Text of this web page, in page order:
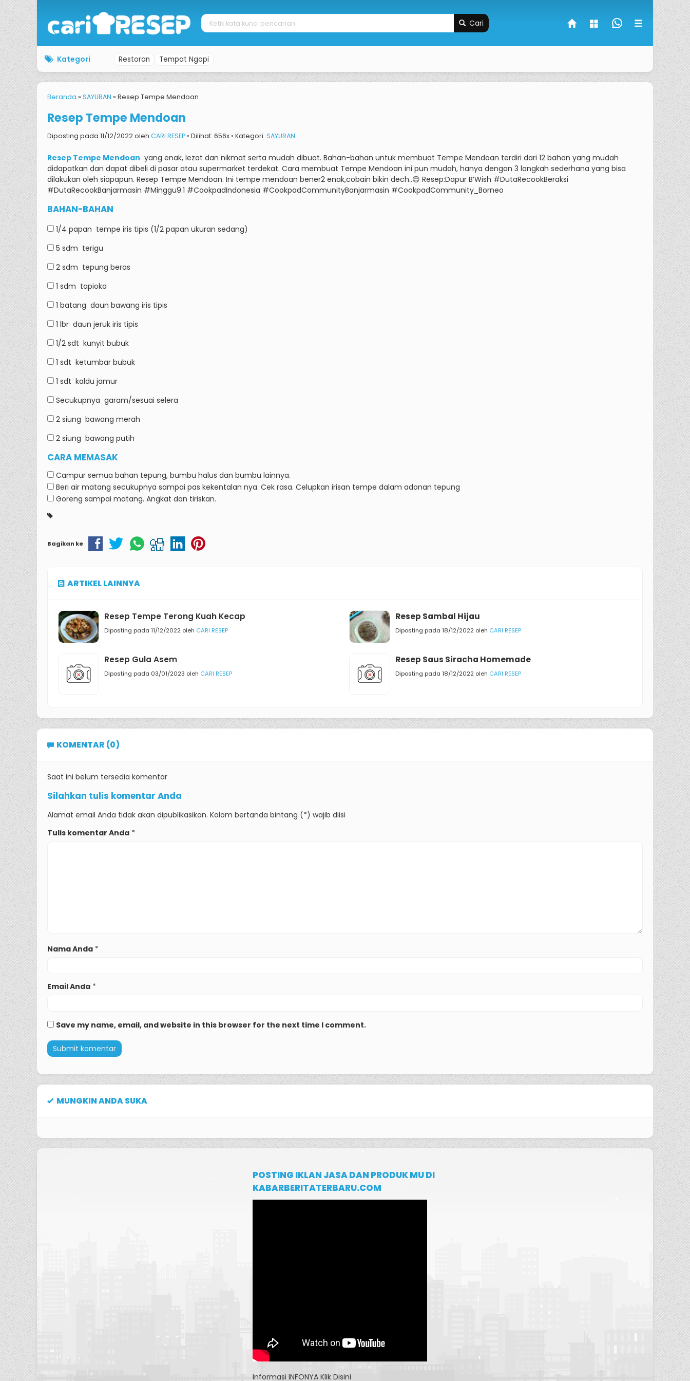
Cari
Kategori Restoran Tempat Ngopi
Beranda » SAYURAN » Resep Tempe Mendoan
Resep Tempe Mendoan
Diposting pada 11/12/2022 oleh CARI RESEP◦ Dilihat: 656x ◦ Kategori: SAYURAN
Resep Tempe Mendoan yang enak, lezat dan nikmat serta mudah dibuat. Bahan-bahan untuk membuat Tempe Mendoan terdiri dari 12 bahan yang mudah
didapatkan dan dapat dibeli di pasar atau supermarket terdekat. Cara membuat Tempe Mendoan ini pun mudah, hanya dengan 3 langkah sederhana yang bisa
dilakukan oleh siapapun. Resep Tempe Mendoan. Ini tempe mendoan bener2 enak,cobain bikin dech..😊 Resep:Dapur B’Wish #DutaRecookBeraksi
#DutaRecookBanjarmasin #Minggu9.1 #CookpadIndonesia #CookpadCommunityBanjarmasin #CookpadCommunity_Borneo
BAHAN-BAHAN
1/4 papan tempe iris tipis (1/2 papan ukuran sedang)
5 sdm terigu
2 sdm tepung beras
1 sdm tapioka
1 batang daun bawang iris tipis
1 lbr daun jeruk iris tipis
1/2 sdt kunyit bubuk
1 sdt ketumbar bubuk
1 sdt kaldu jamur
Secukupnya garam/sesuai selera
2 siung bawang merah
2 siung bawang putih
CARA MEMASAK
Campur semua bahan tepung, bumbu halus dan bumbu lainnya.
Beri air matang secukupnya sampai pas kekentalan nya. Cek rasa. Celupkan irisan tempe dalam adonan tepung
Goreng sampai matang. Angkat dan tiriskan.
Bagikan ke
ARTIKEL LAINNYA
Resep Tempe Terong Kuah Kecap
Diposting pada 11/12/2022 oleh CARI RESEP
Resep Sambal Hijau
Diposting pada 18/12/2022 oleh CARI RESEP
Resep Gula Asem
Diposting pada 03/01/2023 oleh CARI RESEP
Resep Saus Siracha Homemade
Diposting pada 18/12/2022 oleh CARI RESEP
KOMENTAR (0)
Saat ini belum tersedia komentar
Silahkan tulis komentar Anda
Alamat email Anda tidak akan dipublikasikan. Kolom bertanda bintang (*) wajib diisi
Tulis komentar Anda *
Nama Anda *
Email Anda *
Save my name, email, and website in this browser for the next time I comment.
MUNGKIN ANDA SUKA
POSTING IKLAN JASA DAN PRODUK MU DI
KABARBERITATERBARU.COM
Informasi INFONYA Klik Disini